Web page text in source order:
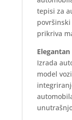
tepisi za
prikriva
Izrada
model